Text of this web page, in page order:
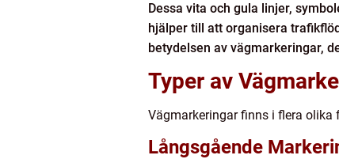
Dessa vita och gula linjer,
hjälper till att organisera
betydelsen av vägmarkeringar,
Typer av
Vägmarkeringar finns i flera
Långsgående